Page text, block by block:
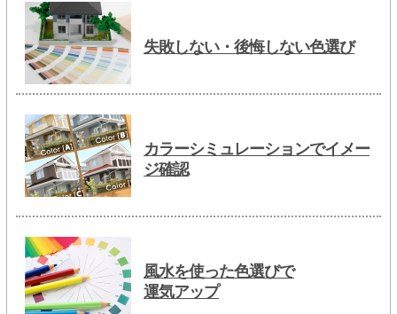
失敗しない・後悔しない色選び
カラーシミュレーションでイメー
ジ確認
風水を使った色選びで
運気アップ